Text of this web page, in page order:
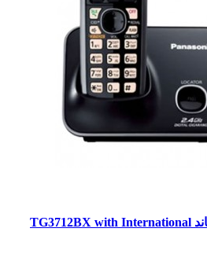
هاتف لاسلكي باناسونيك 2 هاند TG3712BX with International